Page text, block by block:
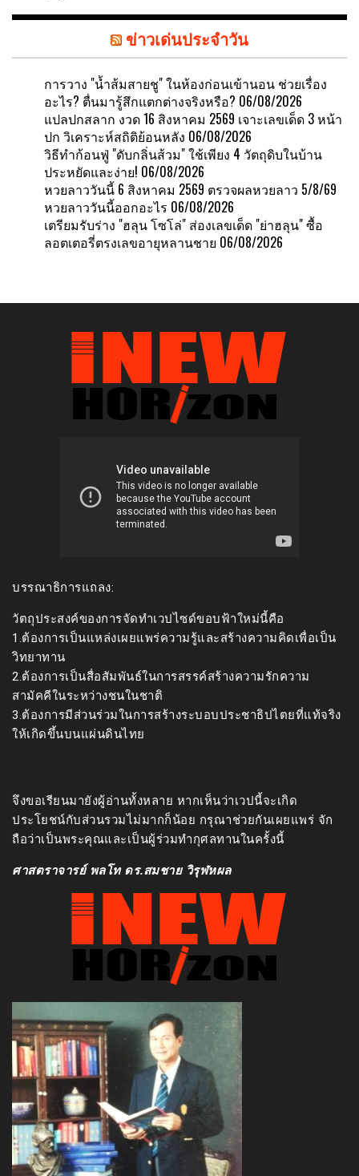
ข่าวเด่นประจำวัน
การวาง "น้ำส้มสายชู" ในห้องก่อนเข้านอน ช่วยเรื่อง
อะไร? ตื่นมารู้สึกแตกต่างจริงหรือ? 06/08/2026
แปลปกสลาก งวด 16 สิงหาคม 2569 เจาะเลขเด็ด 3 หน้า
ปก วิเคราะห์สถิติย้อนหลัง 06/08/2026
วิธีทำก้อนฟู่ "ดับกลิ่นส้วม" ใช้เพียง 4 วัตถุดิบในบ้าน
ประหยัดและง่าย! 06/08/2026
หวยลาววันนี้ 6 สิงหาคม 2569 ตรวจผลหวยลาว 5/8/69
หวยลาววันนี้ออกอะไร 06/08/2026
เตรียมรับร่าง "ฮลุน โซโล่" ส่องเลขเด็ด "ย่าฮลุน" ซื้อ
ลอตเตอรี่ตรงเลขอายุหลานชาย 06/08/2026
บรรณาธิการแถลง:
วัตถุประสงค์ของการจัดทำเวปไซด์ขอบฟ้าใหม่นี้คือ
1.ต้องการเป็นแหล่งเผยแพร่ความรู้และสร้างความคิดเพื่อเป็น
วิทยาทาน
2.ต้องการเป็นสื่อสัมพันธ์ในการสรรค์สร้างความรักความ
สามัคคีในระหว่างชนในชาติ
3.ต้องการมีส่วนร่วมในการสร้างระบอบประชาธิปไตยที่แท้จริง
ให้เกิดขึ้นบนแผ่นดินไทย
จึงขอเรียนมายังผู้อ่านทั้งหลาย หากเห็นว่าเวปนี้จะเกิด
ประโยชน์กับส่วนรวมไม่มากก็น้อย กรุณาช่วยกันเผยแพร่ จัก
ถือว่าเป็นพระคุณและเป็นผู้ร่วมทำกุศลทานในครั้งนี้
ศาสตราจารย์ พลโท ดร.สมชาย วิรุฬหผล